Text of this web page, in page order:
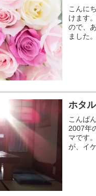
こんに
けます
ので、
ました
ホタ
こんば
2007年
マです
が、イ